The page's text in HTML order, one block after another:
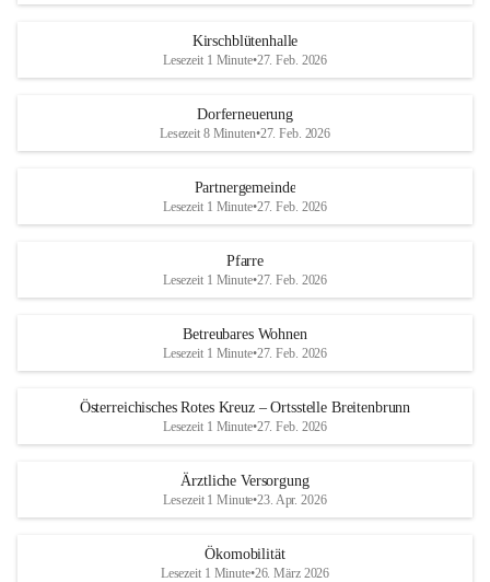
Kirschblütenhalle
Lesezeit 1 Minute•27. Feb. 2026
Dorferneuerung
Lesezeit 8 Minuten•27. Feb. 2026
Partnergemeinde
Lesezeit 1 Minute•27. Feb. 2026
Pfarre
Lesezeit 1 Minute•27. Feb. 2026
Betreubares Wohnen
Lesezeit 1 Minute•27. Feb. 2026
Österreichisches Rotes Kreuz – Ortsstelle Breitenbrunn
Lesezeit 1 Minute•27. Feb. 2026
Ärztliche Versorgung
Lesezeit 1 Minute•23. Apr. 2026
Ökomobilität
Lesezeit 1 Minute•26. März 2026